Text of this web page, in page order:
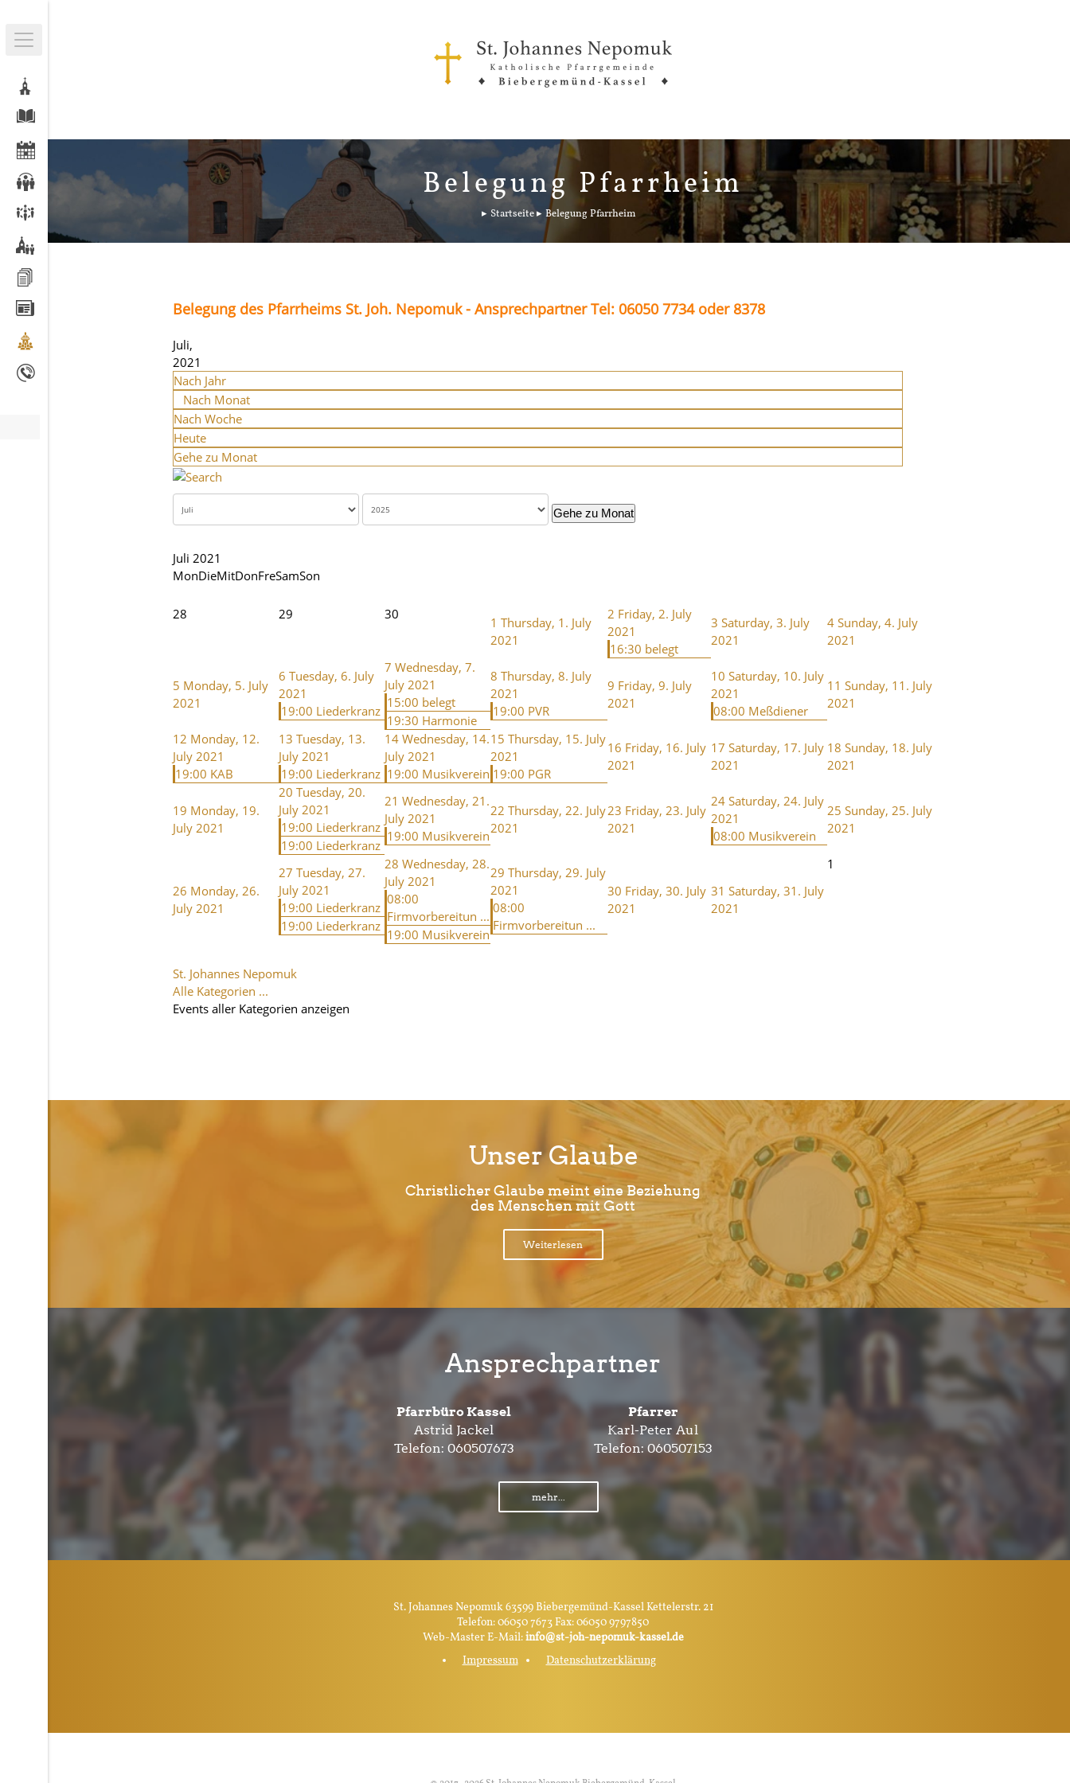
Belegung Pfarrheim
Startseite Belegung Pfarrheim
Belegung des Pfarrheims St. Joh. Nepomuk - Ansprechpartner Tel: 06050 7734 oder 8378
Juli,
2021
Nach Jahr
Nach Monat
Nach Woche
Heute
Gehe zu Monat
Gehe zu Monat
Juli 2021
MonDieMitDonFreSamSon
28 29 30
1 Thursday, 1. July
2021
2 Friday, 2. July
2021
16:30 belegt
3 Saturday, 3. July
2021
4 Sunday, 4. July
2021
5 Monday, 5. July
2021
6 Tuesday, 6. July
2021
19:00 Liederkranz
7 Wednesday, 7.
July 2021
15:00 belegt
19:30 Harmonie
8 Thursday, 8. July
2021
19:00 PVR
9 Friday, 9. July
2021
10 Saturday, 10. July
2021
08:00 Meßdiener
11 Sunday, 11. July
2021
12 Monday, 12.
July 2021
19:00 KAB
13 Tuesday, 13.
July 2021
19:00 Liederkranz
14 Wednesday, 14.
July 2021
19:00 Musikverein
15 Thursday, 15. July
2021
19:00 PGR
16 Friday, 16. July
2021
17 Saturday, 17. July
2021
18 Sunday, 18. July
2021
19 Monday, 19.
July 2021
20 Tuesday, 20.
July 2021
19:00 Liederkranz
19:00 Liederkranz
21 Wednesday, 21.
July 2021
19:00 Musikverein
22 Thursday, 22. July
2021
23 Friday, 23. July
2021
24 Saturday, 24. July
2021
08:00 Musikverein
25 Sunday, 25. July
2021
26 Monday, 26.
July 2021
27 Tuesday, 27.
July 2021
19:00 Liederkranz
19:00 Liederkranz
28 Wednesday, 28.
July 2021
08:00
Firmvorbereitun ...
19:00 Musikverein
29 Thursday, 29. July
2021
08:00
Firmvorbereitun ...
30 Friday, 30. July
2021
31 Saturday, 31. July
2021
1
St. Johannes Nepomuk
Alle Kategorien ...
Events aller Kategorien anzeigen
Unser Glaube
Christlicher Glaube meint eine Beziehung
des Menschen mit Gott
Weiterlesen
Ansprechpartner
Pfarrbüro Kassel
Astrid Jackel
Telefon: 060507673
Pfarrer
Karl-Peter Aul
Telefon:060507153
mehr...
St. Johannes Nepomuk 63599 Biebergemünd-Kassel Kettelerstr. 21
Telefon: 06050 7673 Fax: 06050 9797850
Web-Master E-Mail:info@st-joh-nepomuk-kassel.de
Impressum
Datenschutzerklärung